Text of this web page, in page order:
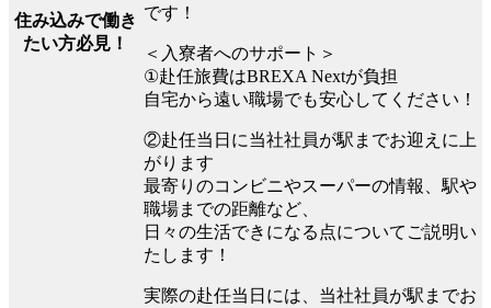
住み込みで働き
たい方必見！
です！
＜入寮者へのサポート＞
①赴任旅費はBREXA Nextが負担
自宅から遠い職場でも安心してください！
②赴任当日に当社社員が駅までお迎えに上
がります
最寄りのコンビニやスーパーの情報、駅や
職場までの距離など、
日々の生活できになる点についてご説明い
たします！
実際の赴任当日には、当社社員が駅までお